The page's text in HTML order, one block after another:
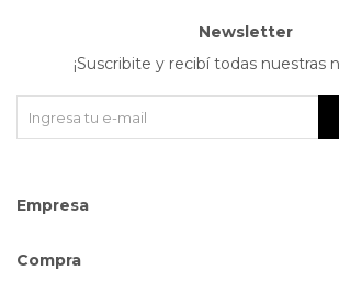
Empresa
Compra
Newsletter
¡Suscribite y recibí todas nuestras